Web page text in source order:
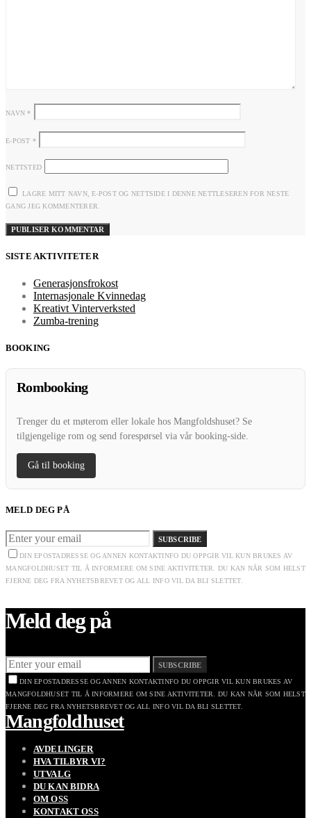
NAVN*
E-POST *
NETTSTED
LAGRE MITT NAVN, E-POST OG NETTSIDE I DENNE NETTLESEREN FOR NESTE
GANG JEG KOMMENTERER.
SISTE AKTIVITETER
Generasjonsfrokost
Internasjonale Kvinnedag
Kreativt Vinterverksted
Zumba-trening
BOOKING
Rombooking
Trenger du et møterom eller lokale hos Mangfoldshuset? Se
tilgjengelige rom og send forespørsel via vår booking-side.
Gå til booking
MELD DEG PÅ
SUBSCRIBE
DIN EPOSTADRESSE OG ANNEN KONTAKTINFO DU OPPGIR VIL KUN BRUKES AV
MANGFOLDHUSET TIL Å INFORMERE OM SINE AKTIVITETER. DU KAN NÅR SOM HELST
FJERNE DEG FRA NYHETSBREVET OG ALL INFO VIL DA BLI SLETTET.
Meld deg på
SUBSCRIBE
DIN EPOSTADRESSE OG ANNEN KONTAKTINFO DU OPPGIR VIL KUN BRUKES AV
MANGFOLDHUSET TIL Å INFORMERE OM SINE AKTIVITETER. DU KAN NÅR SOM HELST
FJERNE DEG FRA NYHETSBREVET OG ALL INFO VIL DA BLI SLETTET.
Mangfoldhuset
AVDELINGER
HVA TILBYR VI?
UTVALG
DU KAN BIDRA
OM OSS
KONTAKT OSS